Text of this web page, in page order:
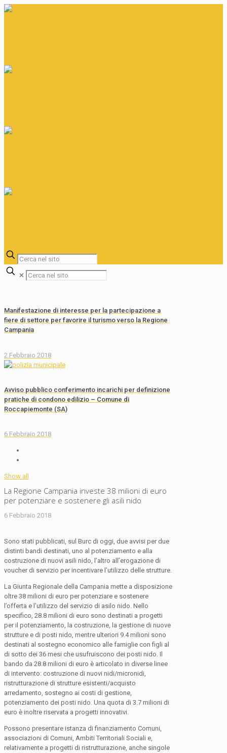
✕
Manifestazione di interesse per la partecipazione a
fiere di settore per favorire il turismo verso la Regione
Campania
2 Febbraio 2018
Avviso pubblico conferimento incarichi per definizione
pratiche di condono edilizio – Comune di
Roccapiemonte (SA)
6 Febbraio 2018
Show all
La Regione Campania investe 38 milioni di euro
per potenziare e sostenere gli asili nido
6 Febbraio 2018
Sono stati pubblicati, sul Burc di oggi, due avvisi per due
distinti bandi destinati, uno al potenziamento e alla
costruzione di nuovi asili nido, l’altro all’erogazione di
voucher di servizio per incentivare l’utilizzo delle strutture.
La Giunta Regionale della Campania mette a disposizione
oltre 38 milioni di euro per potenziare e sostenere
l’offerta e l’utilizzo del servizio di asilo nido. Nello
specifico, 28.8 milioni di euro sono destinati a progetti
per il potenziamento, la costruzione, la gestione di nuove
strutture e di posti nido, mentre ulteriori 9.4 milioni sono
destinati al sostegno economico alle famiglie con figli al
di sotto dei 36 mesi che usufruiscono dei posti nido. Il
bando da 28.8 milioni di euro è articolato in diverse linee
di intervento: costruzione di nuovi nidi/micronidi,
ristrutturazione di strutture esistenti/acquisto
arredamento, sostegno ai costi di gestione,
potenziamento dei posti nido. Una quota di 3.7 milioni di
euro è inoltre riservata a progetti innovativi.
Possono presentare istanza di finanziamento Comuni,
associazioni di Comuni, Ambiti Territoriali Sociali e,
relativamente a progetti di ristrutturazione, anche singole